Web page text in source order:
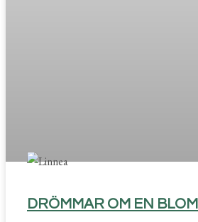
DRÖMMAR OM EN